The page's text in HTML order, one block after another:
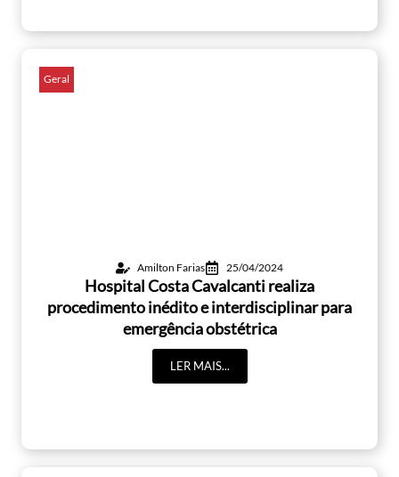
Geral
Amilton Farias 25/04/2024
Hospital Costa Cavalcanti realiza
procedimento inédito e interdisciplinar para
emergência obstétrica
LER MAIS...